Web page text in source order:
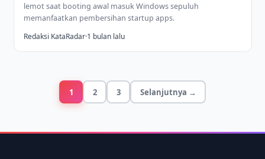
lemot saat booting awal masuk Windows sepuluh
memanfaatkan pembersihan startup apps.
Redaksi KataRadar·1 bulan lalu
1 2 3 Selanjutnya →